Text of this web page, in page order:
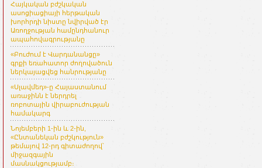
Հայկական բժշկական
ասոցիացիայի հերթական
խորհրդի նիստը նվիրված էր
Առողջության համընդհանուր
ապահովագրությանը
«Բուժում է Վարդանանցը»
գրքի եռահատոր ժողովածուն
ներկայացվեց հանրությանը
«Սլավմեդ»-ը Հայաստանում
առաջինն է ներդրել
ռոբոտային վիրաբուժության
համակարգ
Նոյեմբերի 1-ին և 2-ին,
«Ընտանեկան բժշկություն»
թեմայով 12-րդ գիտաժողով՝
միջազգային
մասնակցությամբ։